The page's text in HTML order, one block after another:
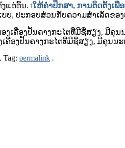
ງແຕ່ຕົ້ນ. tໃຫ້ຄໍາປຶກສາ, ການຕິດຕັ້ງເພື່
ບ, ປະກອບສ່ວນກັບຄວາມສໍາເລັດຂອ
ເຄື່ອງປັ້ນຄາງກະໄຕທີ່ມີຊື່ສຽງ, ມີຄຸນ
. Tag: permalink .